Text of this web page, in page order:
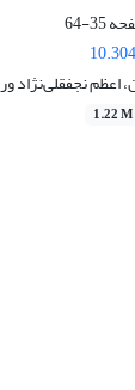
35-64
اعظم نجفقلی‌نژاد
1.22 M